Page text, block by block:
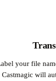
your file
Castmagic will